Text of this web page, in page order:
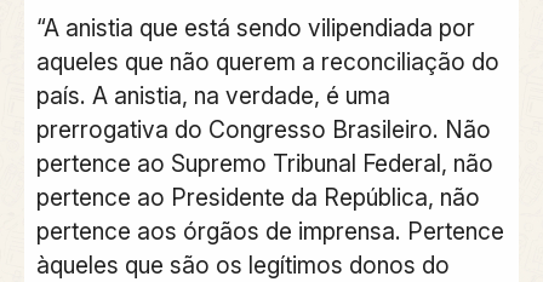
“A anistia que está sendo vilipendiada por
aqueles que não querem a reconciliação do
país. A anistia, na verdade, é uma
prerrogativa do Congresso Brasileiro. Não
pertence ao Supremo Tribunal Federal, não
pertence ao Presidente da República, não
pertence aos órgãos de imprensa. Pertence
àqueles que são os legítimos donos do